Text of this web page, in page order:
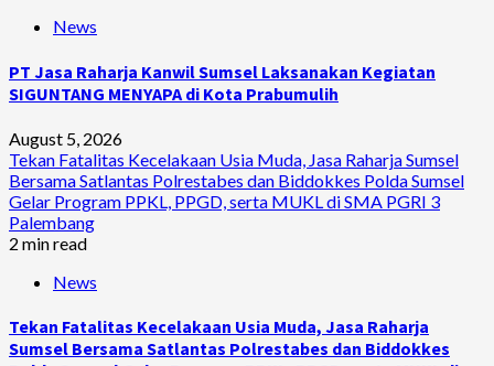
News
PT Jasa Raharja Kanwil Sumsel Laksanakan Kegiatan
SIGUNTANG MENYAPA di Kota Prabumulih
August 5, 2026
Tekan Fatalitas Kecelakaan Usia Muda, Jasa Raharja Sumsel
Bersama Satlantas Polrestabes dan Biddokkes Polda Sumsel
Gelar Program PPKL, PPGD, serta MUKL di SMA PGRI 3
Palembang
2 min read
News
Tekan Fatalitas Kecelakaan Usia Muda, Jasa Raharja
Sumsel Bersama Satlantas Polrestabes dan Biddokkes